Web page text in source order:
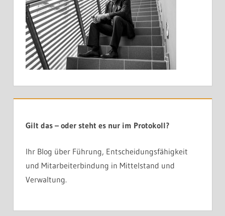
Gilt das – oder steht es nur im Protokoll?
Ihr Blog über Führung, Entscheidungsfähigkeit
und Mitarbeiterbindung in Mittelstand und
Verwaltung.